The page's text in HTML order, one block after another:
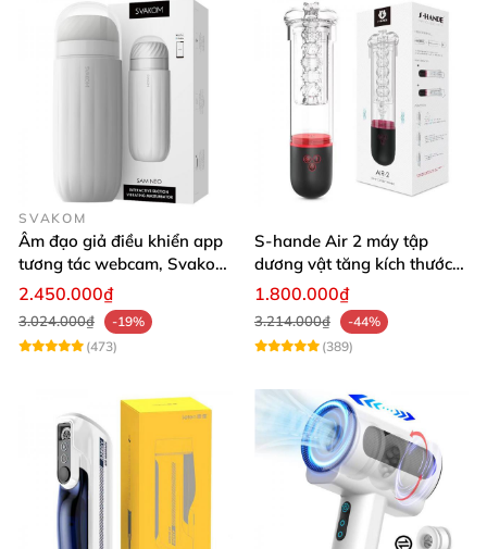
SVAKOM
Âm đạo giả điều khiển app
tương tác webcam, Svakom
Sam Neo
2.450.000₫
3.024.000₫
-19%
(473)
S-hande Air 2 máy tập
dương vật tăng kích thước
tự động cao cấp
1.800.000₫
3.214.000₫
-44%
(389)